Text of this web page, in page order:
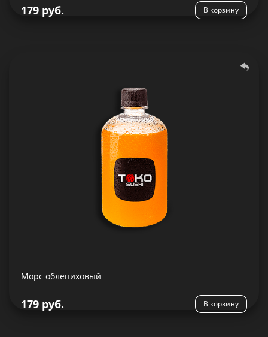
179 руб. В корзину
Морс облепиховый
179 руб. В корзину
500 гр.